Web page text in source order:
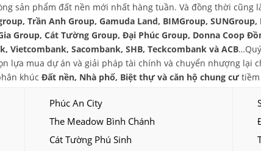
sản phẩm đất nền mới nhất hàng tuần. Và đồng thời cũng
Trần Anh Group, Gamuda Land, BIMGroup,
Group, Cát Tường Group, Đại Phúc Group, Donna Coop
Vietcombank, Sacombank, SHB, Teckcombank và ACB
lựa mua dự án và giải pháp tài chính và chuyển nhượng lại
khúc Đất nền, Nhà phố, Biệt thự và căn hộ chung cưtiềm
Phúc An City
The Meadow Bình Chánh
Cát Tường Phú Sinh